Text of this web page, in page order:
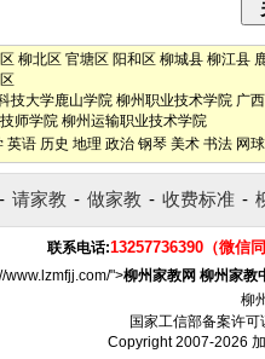
柳北区 官塘区 阳和区 柳城县 柳江县
技大学鹿山学院 柳州职业技术学院 广
师学院 柳州运输职业技术学院
英语 历史 地理 政治 钢琴 美术 书法 网球
- 请家教 - 做家教 - 收费标准 -
联系电话:13257736390（微信
www.lzmfjj.com/">柳州家教网 柳州家教
柳
国家工信部备案许可
Copyright 2007-2026